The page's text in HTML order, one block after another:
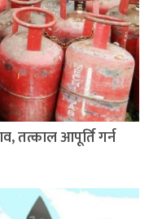
तत्काल आपूर्ति गर्न